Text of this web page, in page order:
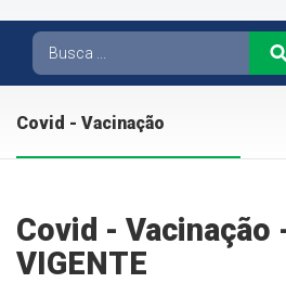
Covid - Vacinação
Covid - Vacinação
VIGENTE